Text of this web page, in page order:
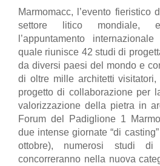
Marmomacc, l’evento fieristico
settore litico mondiale, e
l’appuntamento
quale riunisce 42 studi di
da diversi paesi del mondo e
di oltre mille architetti
progetto di collaborazione per
valorizzazione della pietra in
Forum del Padiglione 1
due intense giornate “di
ottobre), numerosi studi di
concorreranno nella nuova